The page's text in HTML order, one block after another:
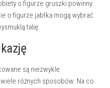
o figurze gruszki powinny
o figurze jabłka mogą wybrać
talię.
są niezwykle
różnych sposobów. Na co